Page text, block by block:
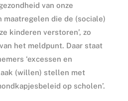
van onze
maatregelen die de (sociale)
kinderen verstoren’, zo
het meldpunt. Daar staat
‘excessen en
(willen) stellen met
op scholen’.